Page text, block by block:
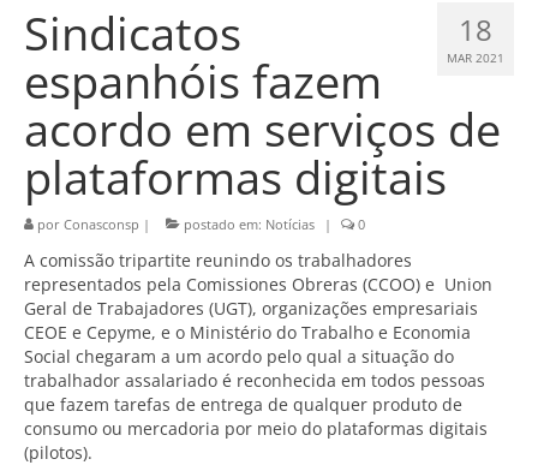
18
MAR 2021
Sindicatos
espanhóis fazem
acordo em serviços de
plataformas digitais
por Conasconsp | postado em: Notícias | 0
A comissão tripartite reunindo os trabalhadores
representados pela Comissiones Obreras (CCOO) e Union
Geral de Trabajadores (UGT), organizações empresariais
CEOE e Cepyme, e o Ministério do Trabalho e Economia
Social chegaram a um acordo pelo qual a situação do
trabalhador assalariado é reconhecida em todos pessoas
que fazem tarefas de entrega de qualquer produto de
consumo ou mercadoria por meio do plataformas digitais
(pilotos).